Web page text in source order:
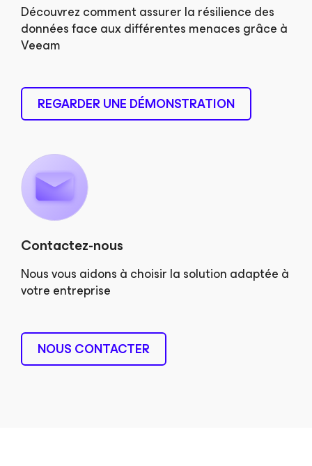
Découvrez comment assurer la résilience des
données face aux différentes menaces grâce à
Veeam
REGARDER UNE DÉMONSTRATION
Contactez-nous
Nous vous aidons à choisir la solution adaptée à
votre entreprise
NOUS CONTACTER